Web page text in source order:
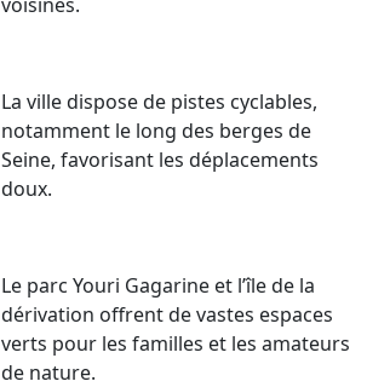
La ville dispose de pistes cyclables,
notamment le long des berges de
Seine, favorisant les déplacements
doux.
Le parc Youri Gagarine et l’île de la
dérivation offrent de vastes espaces
verts pour les familles et les amateurs
de nature.